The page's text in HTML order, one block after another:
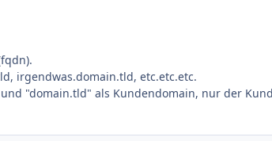
irgendwas.domain.tld, etc.etc.etc.
"domain.tld" als Kundendomain, nur der